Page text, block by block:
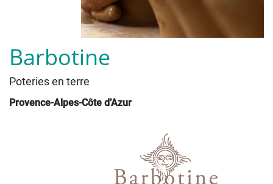
Barbotine
Poteries en terre
Provence-Alpes-Côte d’Azur